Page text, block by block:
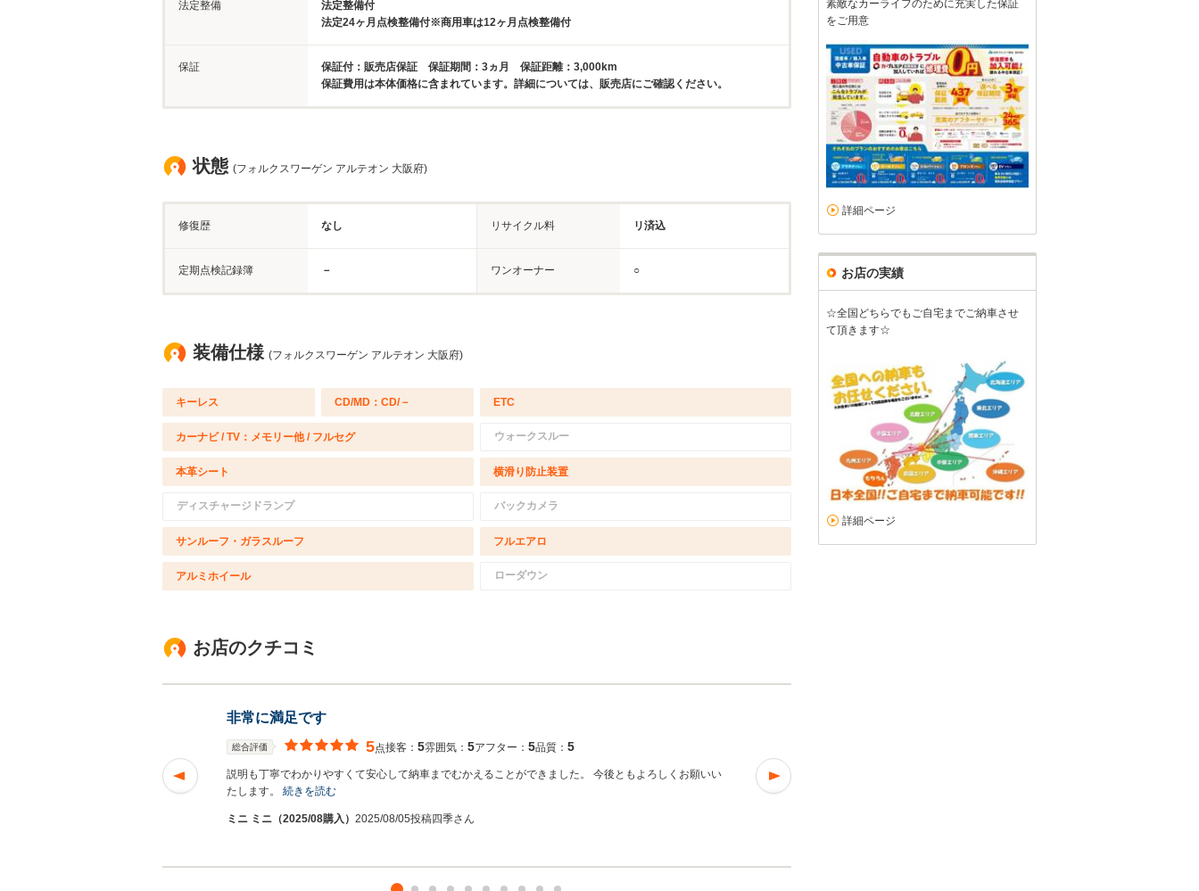
法定整備
法定整備付
法定24ヶ月点検整備付※商用車は12ヶ月点検整備付
保証
保証付：販売店保証 保証期間：3ヵ月 保証距離：3,000km
保証費用は本体価格に含まれています。詳細については、販売店にご確認ください。
状態 (フォルクスワーゲン アルテオン 大阪府)
修復歴 なし リサイクル料 リ済込
定期点検記録簿 － ワンオーナー ○
装備仕様 (フォルクスワーゲン アルテオン 大阪府)
キーレス CD/MD：CD/－ ETC
カーナビ / TV：メモリー他 / フルセグ ウォークスルー
本革シート 横滑り防止装置
ディスチャージドランプ バックカメラ
サンルーフ・ガラスルーフ フルエアロ
アルミホイール ローダウン
お店のクチコミ
非常に満足です
総合評価 5点接客： 5雰囲気： 5アフター： 5品質： 5
説明も丁寧でわかりやすくて安心して納車までむかえることができました。 今後ともよろしくお願いい
たします。 続きを読む
ミニ ミニ（2025/08購入） 2025/08/05投稿四季さん
素敵なカーライフのために充実した保証
をご用意
詳細ページ
お店の実績
☆全国どちらでもご自宅までご納車させ
て頂きます☆
詳細ページ